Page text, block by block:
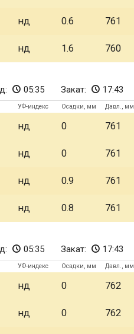
нд 0.6 761
нд 1.6 760
05:35 Закат: 17:43
УФ-индекс Осадки, мм Давл., мм
нд 0 761
нд 0 761
нд 0.9 761
нд 0.8 761
05:35 Закат: 17:43
УФ-индекс Осадки, мм Давл., мм
нд 0 762
нд 0 762